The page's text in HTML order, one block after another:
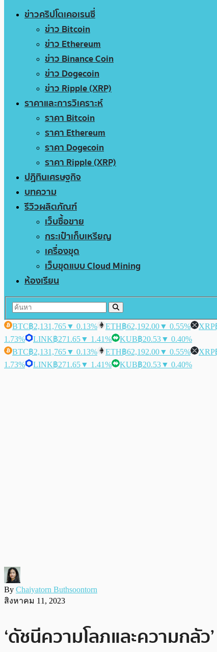
ข่าวคริปโตเคอเรนซี่
ข่าว Bitcoin
ข่าว Ethereum
ข่าว Binance Coin
ข่าว Dogecoin
ข่าว Ripple (XRP)
ราคาและการวิเคราะห์
ราคา Bitcoin
ราคา Ethereum
ราคา Dogecoin
ราคา Ripple (XRP)
ปฏิทินเศรษฐกิจ
บทความ
รีวิวผลิตภัณฑ์
เว็บซื้อขาย
กระเป๋าเก็บเหรียญ
เครื่องขุด
เว็บขุดแบบ Cloud Mining
ห้องเรียน
BTC฿2,131,765▼ 0.13% ETH฿62,192.00▼ 0.55% XRP
1.73%
LINK฿271.65▼ 1.41% KUB฿20.53▼ 0.40%
BTC฿2,131,765▼ 0.13% ETH฿62,192.00▼ 0.55% XRP
1.73%
LINK฿271.65▼ 1.41% KUB฿20.53▼ 0.40%
By Chaiyatorn Buthsoontorn
สิงหาคม 11, 2023
‘ดัชนีความโลภและความก